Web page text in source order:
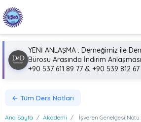
YENİ ANLAŞMA : Derneğimiz ile
Bürosu Arasında İndirim Anlaşması
+90 537 611 89 77 & +90 539 812 67
← Tüm Ders Notları
Ana Sayfa / Akademi / İşveren Genelgesi Notu #8 · Ev